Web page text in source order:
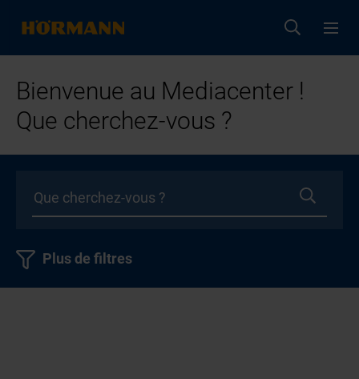
Bienvenue au Mediacenter !
Que cherchez-vous ?
Plus de filtres